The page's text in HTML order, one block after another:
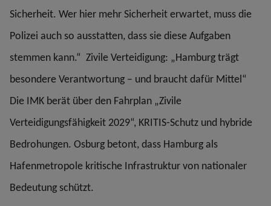
Sicherheit. Wer hier mehr Sicherheit erwartet, muss die
Polizei auch so ausstatten, dass sie diese Aufgaben
stemmen kann.“ Zivile Verteidigung: „Hamburg trägt
besondere Verantwortung – und braucht dafür Mittel“
Die IMK berät über den Fahrplan „Zivile
Verteidigungsfähigkeit 2029“, KRITIS‐Schutz und hybride
Bedrohungen. Osburg betont, dass Hamburg als
Hafenmetropole kritische Infrastruktur von nationaler
Bedeutung schützt.